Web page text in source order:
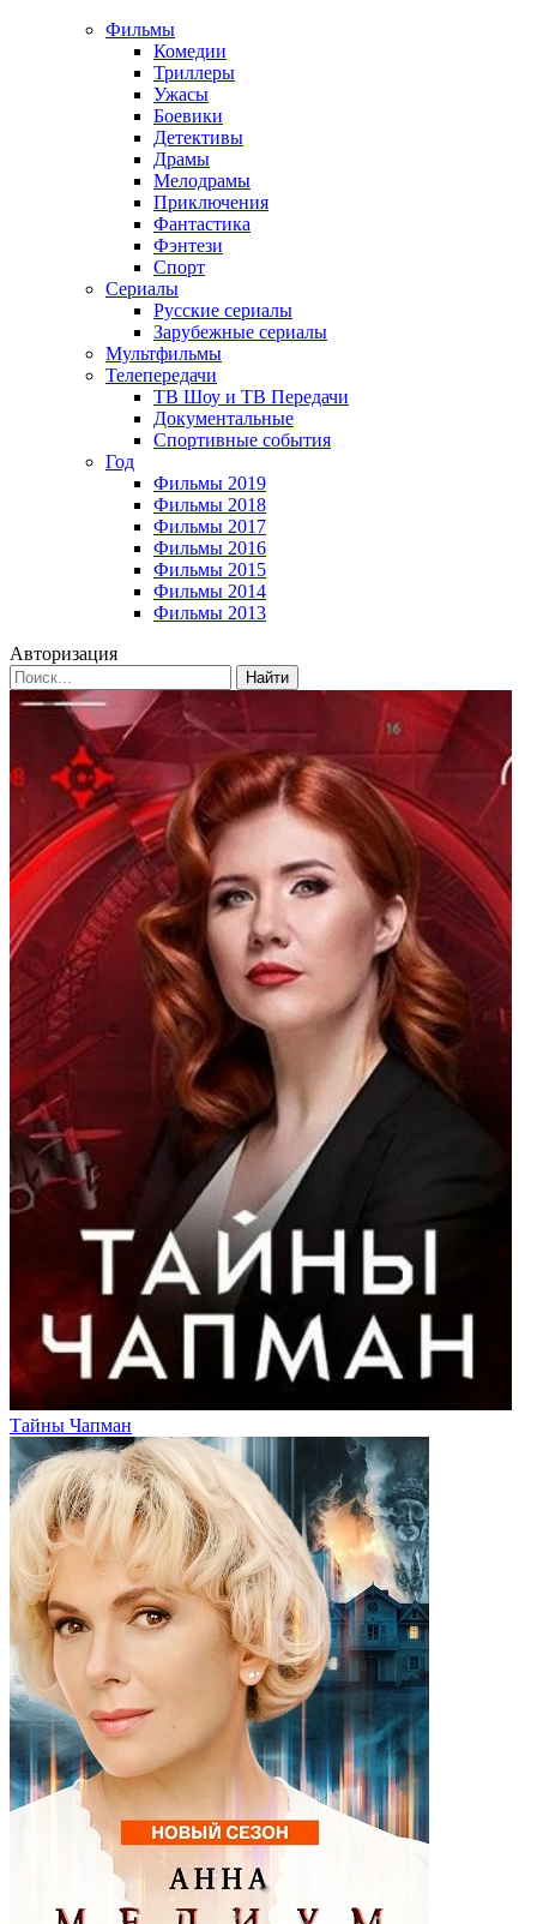
Фильмы
Комедии
Триллеры
Ужасы
Боевики
Детективы
Драмы
Мелодрамы
Приключения
Фантастика
Фэнтези
Спорт
Сериалы
Русские сериалы
Зарубежные сериалы
Мультфильмы
Телепередачи
ТВ Шоу и ТВ Передачи
Документальные
Спортивные события
Год
Фильмы 2019
Фильмы 2018
Фильмы 2017
Фильмы 2016
Фильмы 2015
Фильмы 2014
Фильмы 2013
Авторизация
Найти
Тайны Чапман